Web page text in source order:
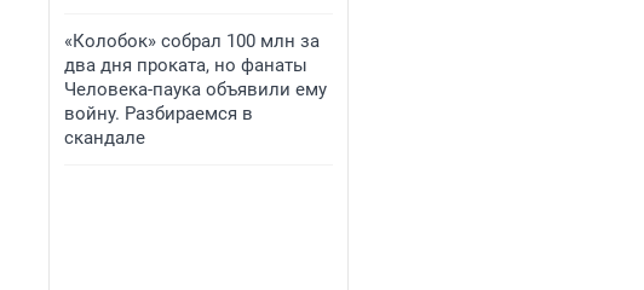
«Колобок» собрал 100 млн за
два дня проката, но фанаты
Человека-паука объявили ему
войну. Разбираемся в
скандале